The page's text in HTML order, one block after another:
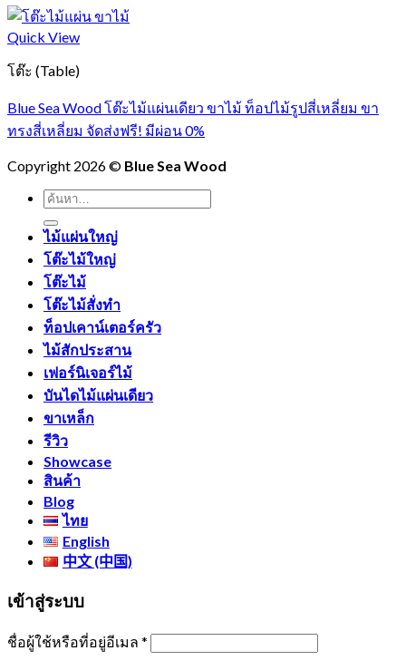
Quick View
โต๊ะ (Table)
Blue Sea Wood โต๊ะไม้แผ่นเดียว ขาไม้ ท็อปไม้รูปสี่เหลี่ยม ขา
ทรงสี่เหลี่ยม จัดส่งฟรี! มีผ่อน 0%
Copyright 2026 © Blue Sea Wood
ค้นหา:
ไม้แผ่นใหญ่
โต๊ะไม้ใหญ่
โต๊ะไม้
โต๊ะไม้สั่งทำ
ท็อปเคาน์เตอร์ครัว
ไม้สักประสาน
เฟอร์นิเจอร์ไม้
บันไดไม้แผ่นเดียว
ขาเหล็ก
รีวิว
Showcase
สินค้า
Blog
ไทย
English
中文 (中国)
เข้าสู่ระบบ
ชื่อผู้ใช้หรือที่อยู่อีเมล *